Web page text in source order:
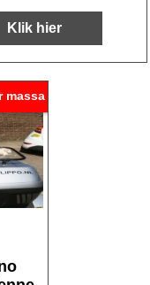
Klik hier
massa